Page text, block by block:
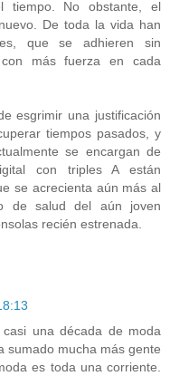
tiempo. No obstante, el
De toda la vida han
que se adhieren sin
más fuerza en cada
esgrimir una justificación
tiempos pasados, y
se encargan de
con triples A están
se acrecienta aún más al
de salud del aún joven
recién estrenada.
una década de moda
sumado mucha más gente
es toda una corriente.